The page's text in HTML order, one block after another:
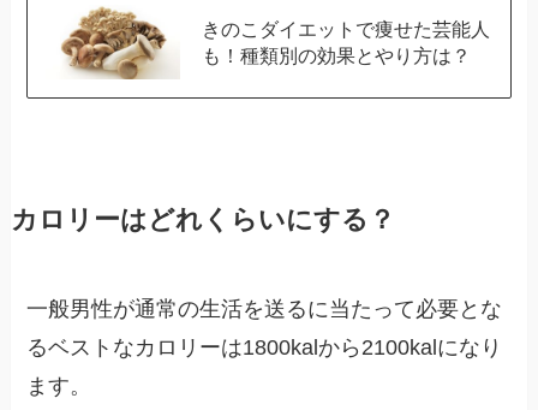
きのこダイエットで痩せた芸能人
も！種類別の効果とやり方は？
カロリーはどれくらいにする？
一般男性が通常の生活を送るに当たって必要とな
るベストなカロリーは1800kalから2100kalになり
ます。